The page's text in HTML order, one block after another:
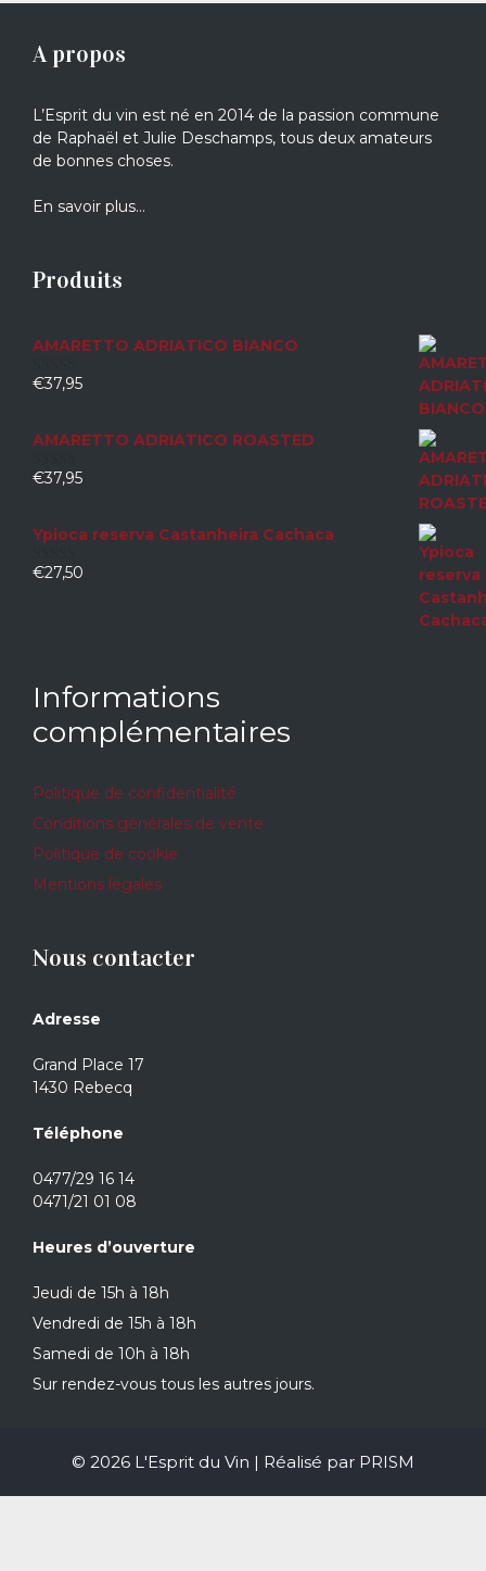
A propos
L’Esprit du vin est né en 2014 de la passion commune
de Raphaël et Julie Deschamps, tous deux amateurs
de bonnes choses.
En savoir plus…
Produits
AMARETTO ADRIATICO BIANCO
0
€37,95
AMARETTO ADRIATICO ROASTED
0
€37,95
Ypioca reserva Castanheira Cachaca
0
€27,50
Informations
complémentaires
Politique de confidentialité
Conditions générales de vente
Politique de cookie
Mentions légales
Nous contacter
Adresse
Grand Place 17
1430 Rebecq
Téléphone
0477/29 16 14
0471/21 01 08
Heures d’ouverture
Jeudi de 15h à 18h
Vendredi de 15h à 18h
Samedi de 10h à 18h
Sur rendez-vous tous les autres jours.
© 2026 L'Esprit du Vin | Réalisé par PRISM